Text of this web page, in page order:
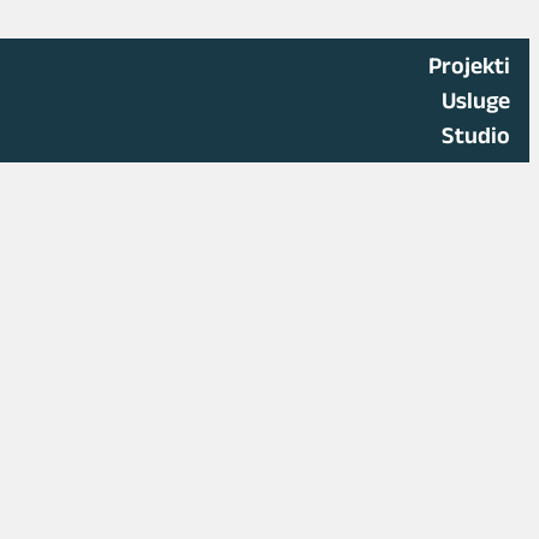
Projekti
Usluge
Studio